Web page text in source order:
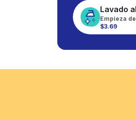
Lavado
Empieza
$3.69